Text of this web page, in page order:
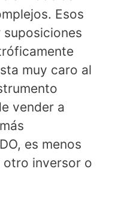
Esos
suposiciones
muy caro al
vender a
es menos
otro inversor o